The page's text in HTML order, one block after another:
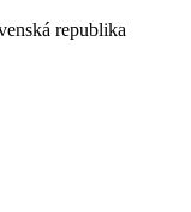
republika